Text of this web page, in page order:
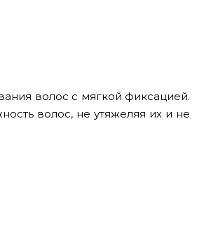
волос с мягкой фиксацией.
волос, не утяжеляя их и не